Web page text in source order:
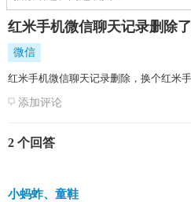
红米手机微信聊天记录删除
微信
红米手机微信聊天记录删除，换个红米
添加评论
2 个回答
小蚂蚱、童鞋